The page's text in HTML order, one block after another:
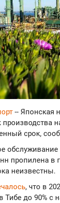
-- Японская
производства
срок,
пропилена в
неизвестны.
, что в
Тибе до 90% с